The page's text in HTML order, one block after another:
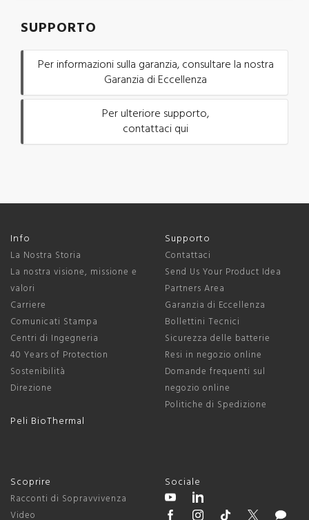
SUPPORTO
Per informazioni sulla garanzia, consultare la nostra
Garanzia di Eccellenza
Per ulteriore supporto,
contattaci qui
Info
La Nostra Storia
La nostra visione, missione e
valori
Carriere
Comunicati Stampa
Centri di Ingegneria
40 Years of Protection
Sostenibilità
Direzione
Peli BioThermal
Supporto
Contattaci
Send Us Your Product Idea
Partners Area
Garanzia di Eccellenza
Bollettini Tecnici
Sicurezza delle batterie
Resi in negozio online
Domande frequenti sul
negozio online
Politiche di Spedizione
Scoprire
Racconti di Sopravvivenza
Video
Sociale